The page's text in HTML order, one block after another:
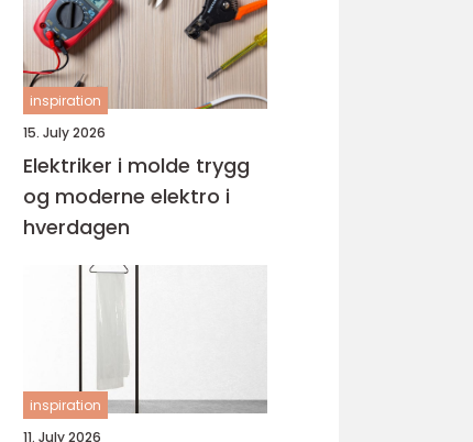
inspiration
15. July 2026
Elektriker i molde trygg
og moderne elektro i
hverdagen
inspiration
11. July 2026